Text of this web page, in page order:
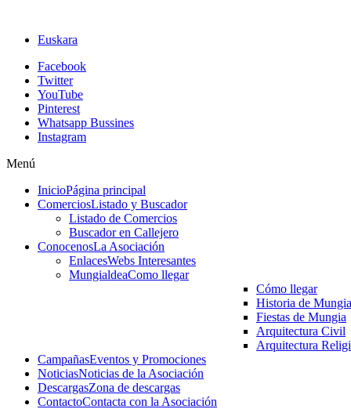
Euskara
Facebook
Twitter
YouTube
Pinterest
Whatsapp Bussines
Instagram
Menú
InicioPágina principal
ComerciosListado y Buscador
Listado de Comercios
Buscador en Callejero
ConocenosLa Asociación
EnlacesWebs Interesantes
MungialdeaComo llegar
Cómo llegar
Historia de Mungia
Fiestas de Mungia
Arquitectura Civil
Arquitectura
CampañasEventos y Promociones
NoticiasNoticias de la Asociación
DescargasZona de descargas
ContactoContacta con la Asociación